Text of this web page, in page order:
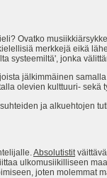
Ovatko
merkkejä eikä
systeemiltä', jonka
jälkimmäinen
olevien kulttuuri- sekä
ja alkuehtojen
Absolutistit
ulkomusiikilliseen
joten molemmat